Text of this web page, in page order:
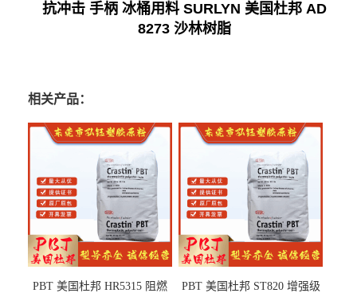
抗冲击 手柄 冰桶用料 SURLYN 美国杜邦 AD
8273 沙林树脂
相关产品：
PBT 美国杜邦 HR5315 阻燃
PBT 美国杜邦 ST820 增强级